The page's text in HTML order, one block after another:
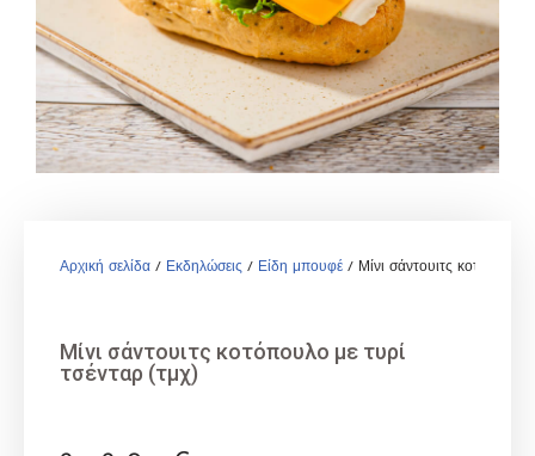
Αρχική σελίδα / Εκδηλώσεις / Είδη μπουφέ / Μίνι σάντουιτς κοτόπουλο
Μίνι σάντουιτς κοτόπουλο με τυρί
τσένταρ (τμχ)